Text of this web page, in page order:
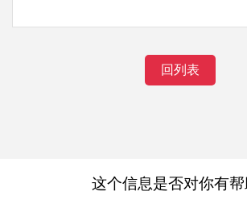
回列表
这个信息是否对你有